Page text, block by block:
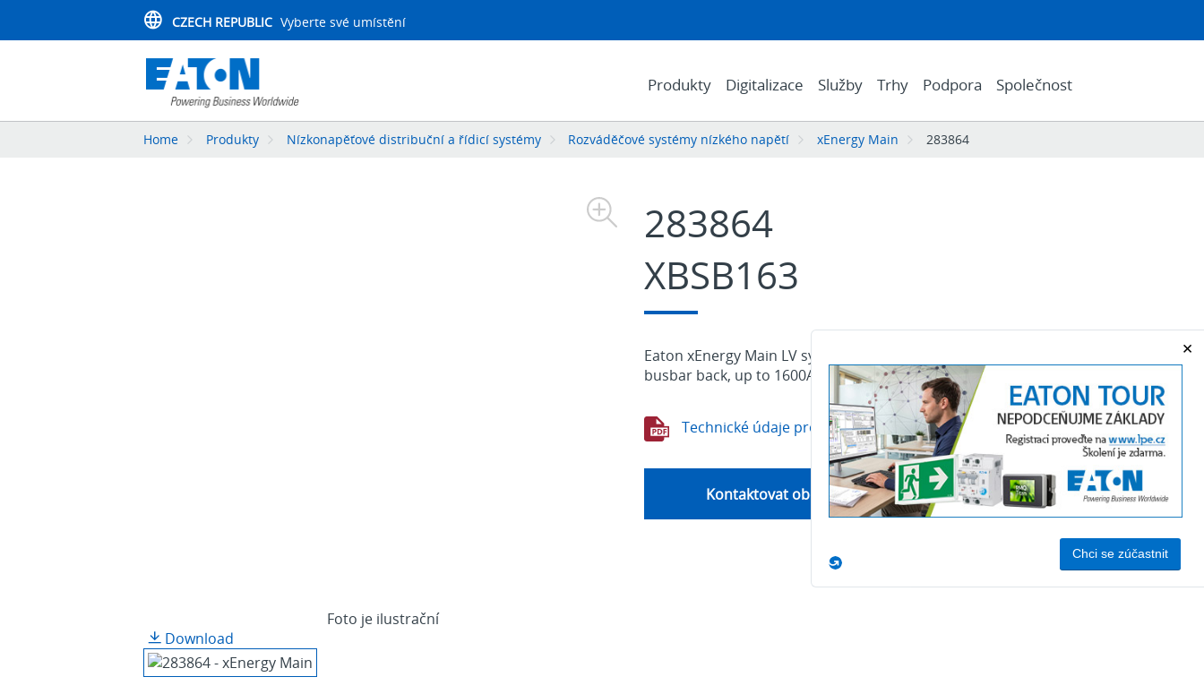
CZECH REPUBLIC Vyberte své umístění
Produkty Digitalizace Služby Trhy Podpora Společnost
Home Produkty Nízkonapěťové distribuční a řídicí systémy Rozváděčové systémy nízkého napětí xEnergy Main 283864
Foto je ilustrační
Download
283864
XBSB163
Eaton xEnergy Main LV systems LV switchgear. Busbar support, main
busbar back, up to 1600A, 3C
Technické údaje produktu
Kontaktovat obchodní oddělení